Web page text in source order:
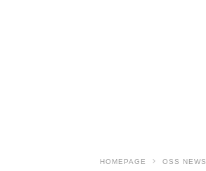
HOMEPAGE OSS NEWS